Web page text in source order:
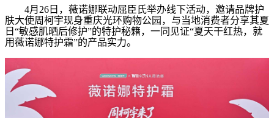
4月 26 日，薇诺娜联动屈臣氏举办线下活动，邀请品牌护
肤大使周柯宇现身重庆光环购物公园，与当地消费者分享其夏
日 “敏感肌晒后修护”的特护秘籍，一同见证“夏天干红热，就
用薇诺娜特护霜”的产品实力。